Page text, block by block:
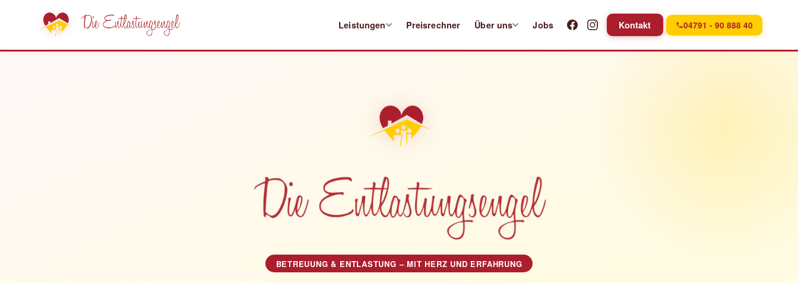
Leistungen Preisrechner Über uns Jobs Kontakt 04791 - 90 888 40
BETREUUNG & ENTLASTUNG – MIT HERZ UND ERFAHRUNG